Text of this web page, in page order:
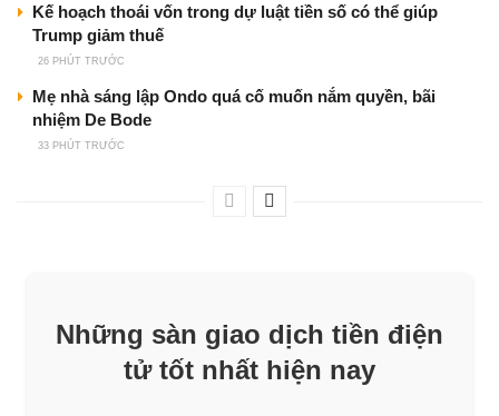
Kế hoạch thoái vốn trong dự luật tiền số có thể giúp
Trump giảm thuế
26 PHÚT TRƯỚC
Mẹ nhà sáng lập Ondo quá cố muốn nắm quyền, bãi
nhiệm De Bode
33 PHÚT TRƯỚC
Những sàn giao dịch tiền điện
tử tốt nhất hiện nay